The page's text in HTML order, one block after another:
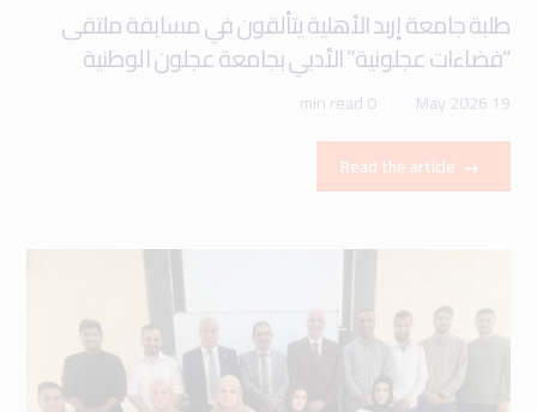
طلبة جامعة إربد الأهلية يتألقون في مسابقة ملتقى
“فضاءات عجلونية” الأدبي بجامعة عجلون الوطنية
19 May 2026
0 min read
Read the article